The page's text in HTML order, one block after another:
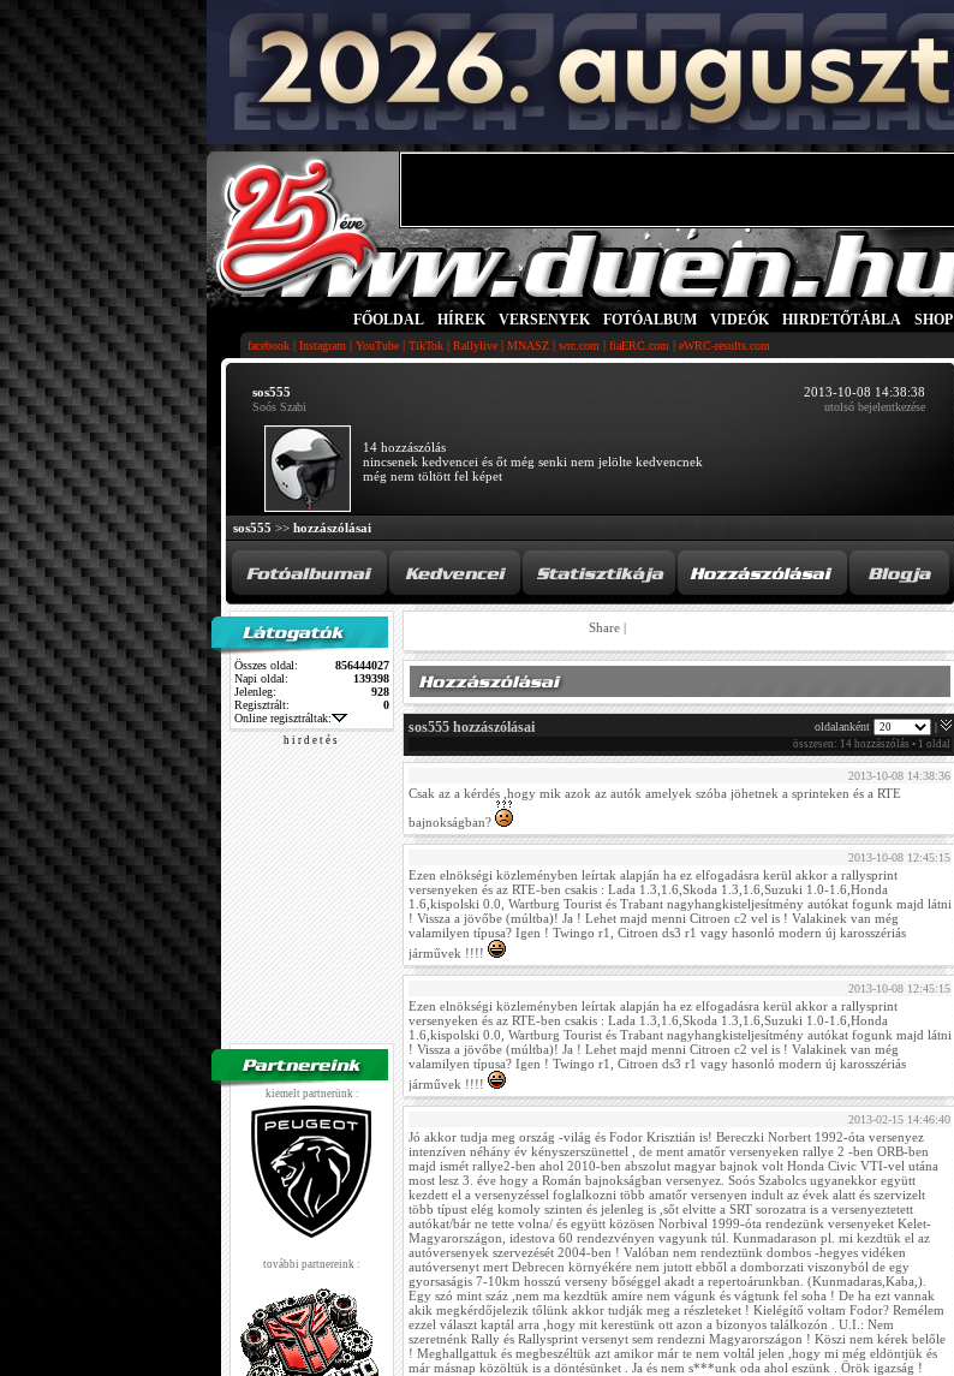
FŐOLDAL HÍREK VERSENYEK FOTÓALBUM VIDEÓK HIRDETŐTÁBLA SHOP
facebook | Instagram | YouTube | TikTok | Rallylive | MNASZ | wrc.com | fiaERC.com | eWRC-results.com
sos555
Soós Szabi
2013-10-08 14:38:38
utolsó bejelentkezése
14 hozzászólás
nincsenek kedvencei és őt még senki nem jelölte kedvencnek
még nem töltött fel képet
sos555 >> hozzászólásai
Összes oldal:
856444027
Napi oldal:
139398
Jelenleg:
928
Regisztrált:
0
Online regisztráltak:
h i r d e t é s
kiemelt partnerünk :
további partnereink :
Share |
sos555 hozzászólásai oldalanként |
összesen: 14 hozzászólás • 1 oldal
2013-10-08 14:38:36
Csak az a kérdés ,hogy mik azok az autók amelyek szóba jöhetnek a sprinteken és a RTE
bajnokságban?
2013-10-08 12:45:15
Ezen elnökségi közleményben leírtak alapján ha ez elfogadásra kerül akkor a rallysprint
versenyeken és az RTE-ben csakis : Lada 1.3,1.6,Skoda 1.3,1.6,Suzuki 1.0-1.6,Honda
1.6,kispolski 0.0, Wartburg Tourist és Trabant nagyhangkisteljesítmény autókat fogunk majd látni
! Vissza a jövőbe (múltba)! Ja ! Lehet majd menni Citroen c2 vel is ! Valakinek van még
valamilyen típusa? Igen ! Twingo r1, Citroen ds3 r1 vagy hasonló modern új karosszériás
járművek !!!!
2013-10-08 12:45:15
Ezen elnökségi közleményben leírtak alapján ha ez elfogadásra kerül akkor a rallysprint
versenyeken és az RTE-ben csakis : Lada 1.3,1.6,Skoda 1.3,1.6,Suzuki 1.0-1.6,Honda
1.6,kispolski 0.0, Wartburg Tourist és Trabant nagyhangkisteljesítmény autókat fogunk majd látni
! Vissza a jövőbe (múltba)! Ja ! Lehet majd menni Citroen c2 vel is ! Valakinek van még
valamilyen típusa? Igen ! Twingo r1, Citroen ds3 r1 vagy hasonló modern új karosszériás
járművek !!!!
2013-02-15 14:46:40
Jó akkor tudja meg ország -világ és Fodor Krisztián is! Bereczki Norbert 1992-óta versenyez
intenzíven néhány év kényszerszünettel , de ment amatőr versenyeken rallye 2 -ben ORB-ben
majd ismét rallye2-ben ahol 2010-ben abszolut magyar bajnok volt Honda Civic VTI-vel utána
most lesz 3. éve hogy a Román bajnokságban versenyez. Soós Szabolcs ugyanekkor együtt
kezdett el a versenyzéssel foglalkozni több amatőr versenyen indult az évek alatt és szervizelt
több típust elég komoly szinten és jelenleg is ,sőt elvitte a SRT sorozatra is a versenyeztetett
autókat/bár ne tette volna/ és együtt közösen Norbival 1999-óta rendezünk versenyeket Kelet-
Magyarországon, idestova 60 rendezvényen vagyunk túl. Kunmadarason pl. mi kezdtük el az
autóversenyek szervezését 2004-ben ! Valóban nem rendeztünk dombos -hegyes vidéken
autóversenyt mert Debrecen környékére nem jutott ebből a domborzati viszonyból de egy
gyorsaságis 7-10km hosszú verseny bőséggel akadt a repertoárunkban. (Kunmadaras,Kaba,).
Egy szó mint száz ,nem ma kezdtük amire nem vágunk és vágtunk fel soha ! De ha ezt vannak
akik megkérdőjelezik tőlünk akkor tudják meg a részleteket ! Kielégítő voltam Fodor? Remélem
ezzel választ kaptál arra ,hogy mit kerestünk ott azon a bizonyos találkozón . U.I.: Nem
szeretnénk Rally és Rallysprint versenyt sem rendezni Magyarországon ! Köszi nem kérek belőle
! Meghallgattuk és megbeszéltük azt amikor már te nem voltál jelen ,hogy mi még eldöntjük és
már másnap közöltük is a döntésünket . Ja és nem s***unk oda ahol eszünk . Örök igazság !